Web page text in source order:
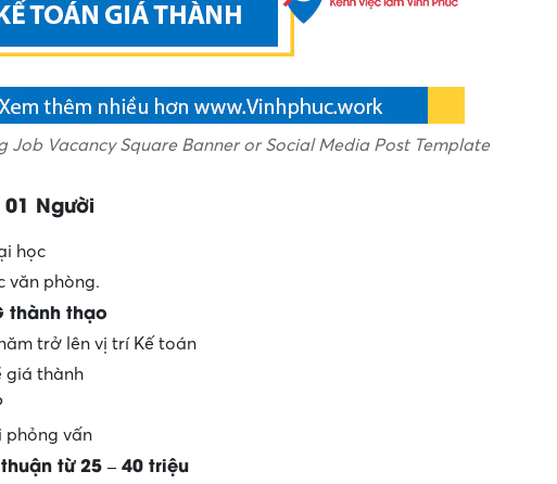
Job Vacancy Square Banner or Social Media Post Template
Người
học
văn phòng.
thành thạo
trở lên vị trí Kế toán
giá thành
phỏng vấn
từ 25 – 40 triệu